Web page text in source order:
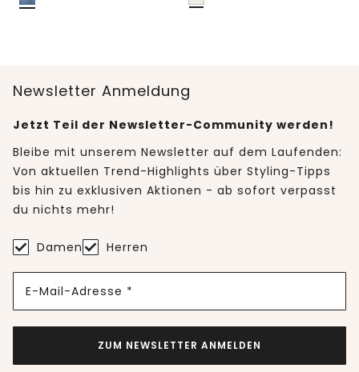
Newsletter Anmeldung
Jetzt Teil der Newsletter-Community werden!
Bleibe mit unserem Newsletter auf dem Laufenden:
Von aktuellen Trend-Highlights über Styling-Tipps
bis hin zu exklusiven Aktionen - ab sofort verpasst
du nichts mehr!
Damen Herren
E-Mail-Adresse *
ZUM NEWSLETTER ANMELDEN